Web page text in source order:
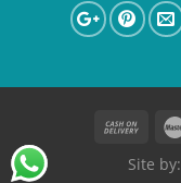
Site by: